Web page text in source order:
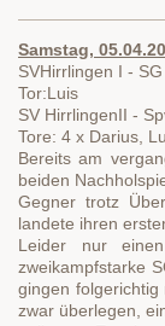
Samstag,
SVHirrlingen I -
Tor:Luis
SV HirrlingenII
Tore: 4 x Darius,
Bereits am
beiden
Gegner trotz
landete ihren
Leider nur
zweikampfstarke
gingen
zwar überlegen,